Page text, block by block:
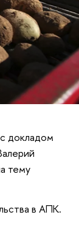
докладом
тему
в АПК.